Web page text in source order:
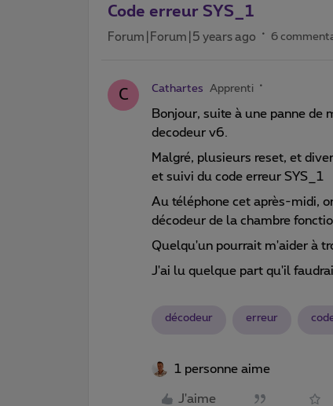
Code erreur SYS_1
Forum|Forum|5 years ago 6
C Cathartes Apprenti
Bonjour, suite à une panne de
decodeur v6.
Malgré, plusieurs reset, et
et suivi du code erreur SYS_1
Au téléphone cet après-midi,
décodeur de la chambre
Quelqu'un pourrait m'aider à
J'ai lu quelque part qu'il
décodeur erreur
1 personne aime
J'aime